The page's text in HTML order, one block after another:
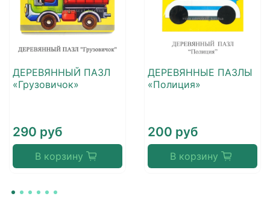
ДЕРЕВЯННЫЙ ПАЗЛ
«Грузовичок»
290 руб
В корзину
ДЕРЕВЯННЫЕ ПАЗЛЫ
«Полиция»
200 руб
В корзину